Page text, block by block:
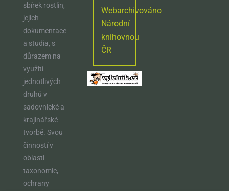
sbírek rostlin,
jejich
dokumentace
a studia, s
důrazem na
využití
jednotlivých
druhů v
sadovnické a
krajinářské
tvorbě. Svou
činností v
oblasti
taxonomie,
ochrany
Webarchivováno
Národní
knihovnou
ČR